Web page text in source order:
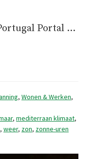
Portal …
, Wonen & Werken,
, mediterraan klimaat,
, weer, zon, zonne-uren